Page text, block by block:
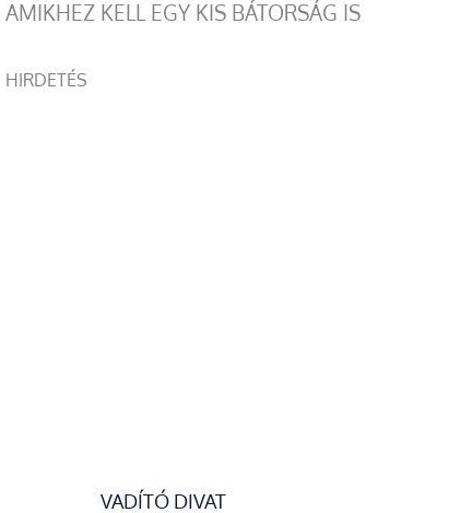
AMIKHEZ KELL EGY KIS BÁTORSÁG IS
HIRDETÉS
VADÍTÓ DIVAT